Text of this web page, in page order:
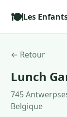
🍽️Les
← Retour
Lunch
745
Belgique